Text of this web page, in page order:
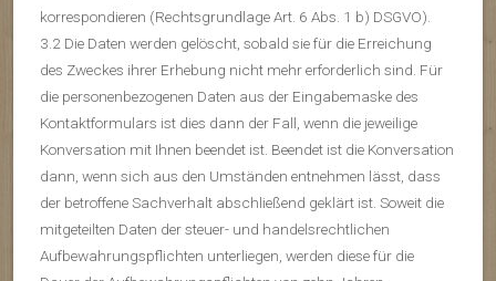
korrespondieren (Rechtsgrundlage Art. 6 Abs. 1 b) DSGVO).
3.2 Die Daten werden gelöscht, sobald sie für die Erreichung
des Zweckes ihrer Erhebung nicht mehr erforderlich sind. Für
die personenbezogenen Daten aus der Eingabemaske des
Kontaktformulars ist dies dann der Fall, wenn die jeweilige
Konversation mit Ihnen beendet ist. Beendet ist die Konversation
dann, wenn sich aus den Umständen entnehmen lässt, dass
der betroffene Sachverhalt abschließend geklärt ist. Soweit die
mitgeteilten Daten der steuer- und handelsrechtlichen
Aufbewahrungspflichten unterliegen, werden diese für die